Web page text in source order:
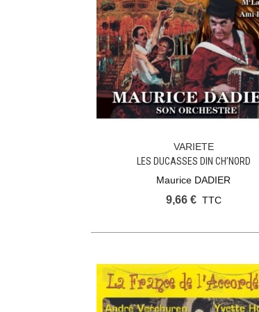
Ajouter Au Panier
VARIETE
LES DUCASSES DIN CH’NORD
Maurice DADIER
9,66 € TTC